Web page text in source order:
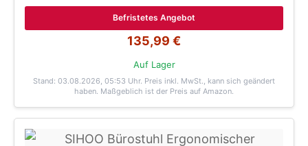
Befristetes Angebot
135,99 €
Auf Lager
Stand: 03.08.2026, 05:53 Uhr. Preis inkl. MwSt., kann sich geändert
haben. Maßgeblich ist der Preis auf Amazon.